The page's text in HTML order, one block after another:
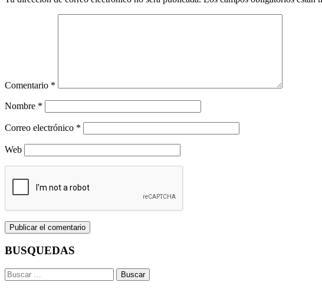
Comentario *
Nombre *
Correo electrónico *
Web
BUSQUEDAS
Buscar: